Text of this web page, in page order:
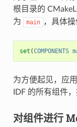
根目录的
为
main ，具体操
set (COMPONENTS
为方便起见，应
IDF 的所有组件
对组件进行